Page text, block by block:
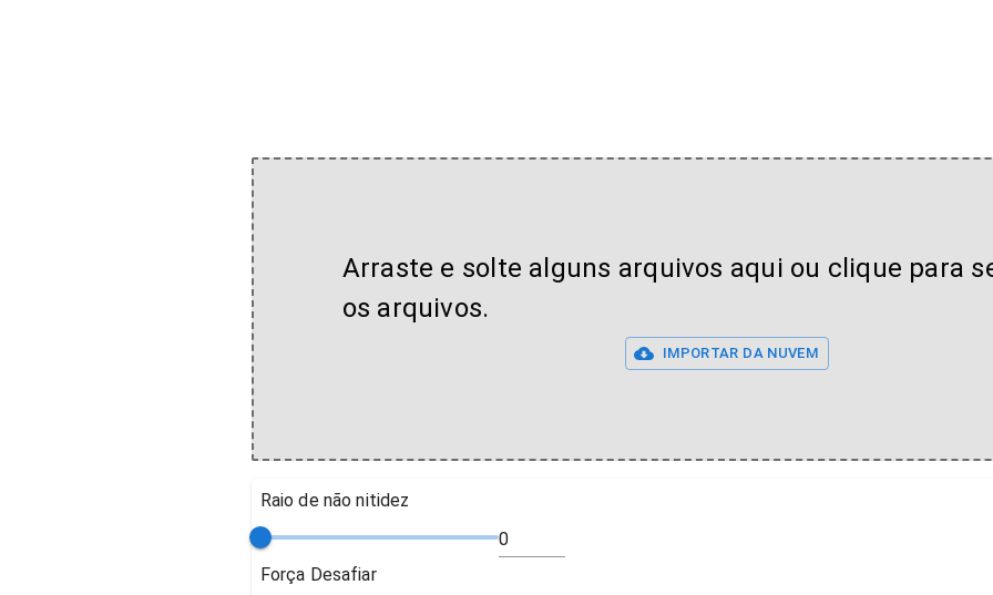
Arraste e solte alguns arquivos aqui ou clique para
os arquivos.
IMPORTAR DA NUVEM
Raio de não nitidez
Força Desafiar